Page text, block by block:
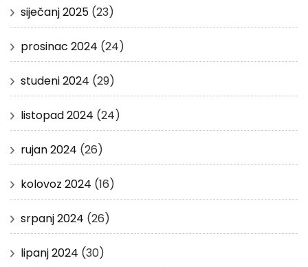
siječanj 2025 (23)
prosinac 2024 (24)
studeni 2024 (29)
listopad 2024 (24)
rujan 2024 (26)
kolovoz 2024 (16)
srpanj 2024 (26)
lipanj 2024 (30)